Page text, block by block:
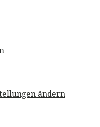
ändern